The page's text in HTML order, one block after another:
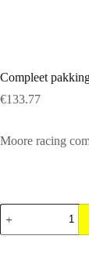
Compleet
€133.77
Moore racing
Compleet
pakking
set